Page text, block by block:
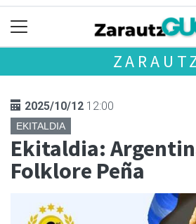
2025/10/12 12:00
EKITALDIA
Ekitaldia:
Folklore Peña